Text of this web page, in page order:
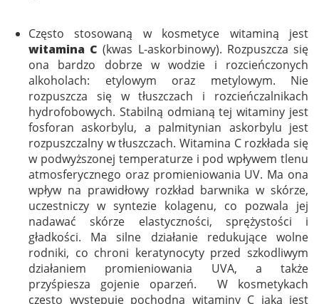
Często stosowaną w kosmetyce witaminą jest
witamina C (kwas L-askorbinowy). Rozpuszcza się
ona bardzo dobrze w wodzie i rozcieńczonych
alkoholach: etylowym oraz metylowym. Nie
rozpuszcza się w tłuszczach i rozcieńczalnikach
hydrofobowych. Stabilną odmianą tej witaminy jest
fosforan askorbylu, a palmitynian askorbylu jest
rozpuszczalny w tłuszczach. Witamina C rozkłada się
w podwyższonej temperaturze i pod wpływem tlenu
atmosferycznego oraz promieniowania UV. Ma ona
wpływ na prawidłowy rozkład barwnika w skórze,
uczestniczy w syntezie kolagenu, co pozwala jej
nadawać skórze elastyczności, sprężystości i
gładkości. Ma silne działanie redukujące wolne
rodniki, co chroni keratynocyty przed szkodliwym
działaniem promieniowania UVA, a także
przyśpiesza gojenie oparzeń. W kosmetykach
często występuje pochodna witaminy C jaką jest